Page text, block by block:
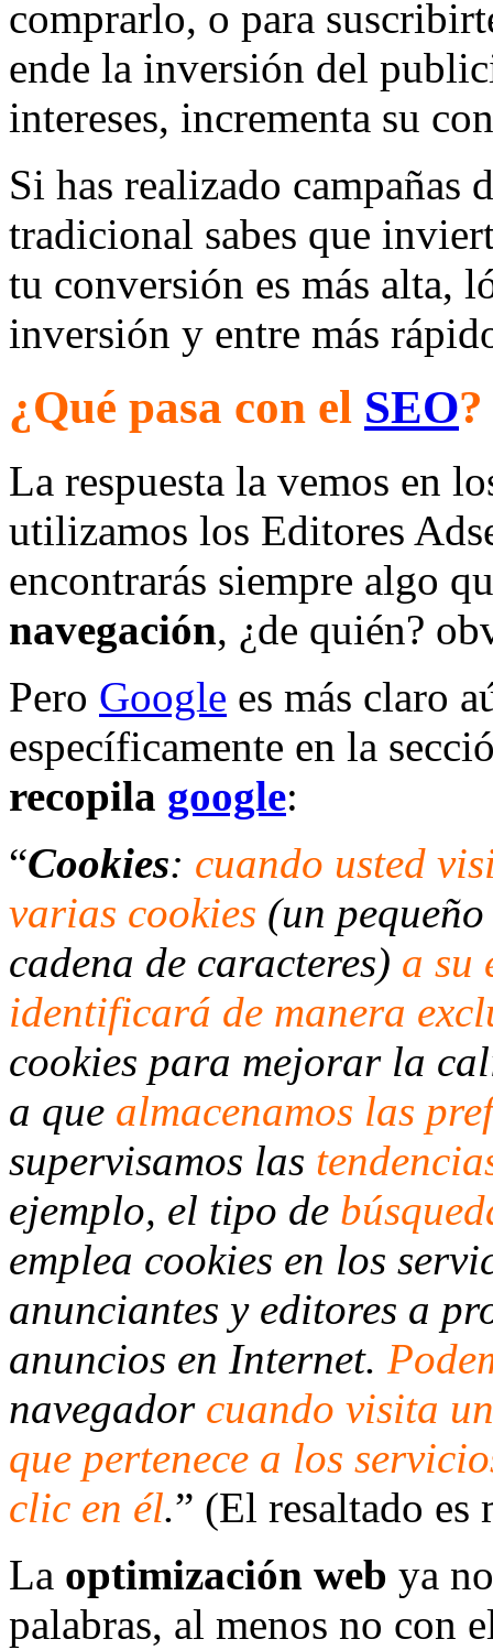
comprarlo, o para
ende la inversión del
intereses, incrementa su
Si has realizado campañas
tradicional sabes que
tu conversión es más alta,
inversión y entre más
¿Qué pasa con el SEO?
La respuesta la vemos en
utilizamos los Editores
encontrarás siempre algo
navegación, ¿de quién?
Pero Google es más claro
específicamente en la
recopila google:
“Cookies: cuando usted
varias cookies (un
cadena de caracteres) a su
identificará de manera
cookies para mejorar la
a que almacenamos las
supervisamos las
ejemplo, el tipo de
emplea cookies en los
anunciantes y editores a
anuncios en Internet.
navegador cuando visita
que pertenece a los
clic en él.” (El resaltado es
La optimización web ya
palabras, al menos no con